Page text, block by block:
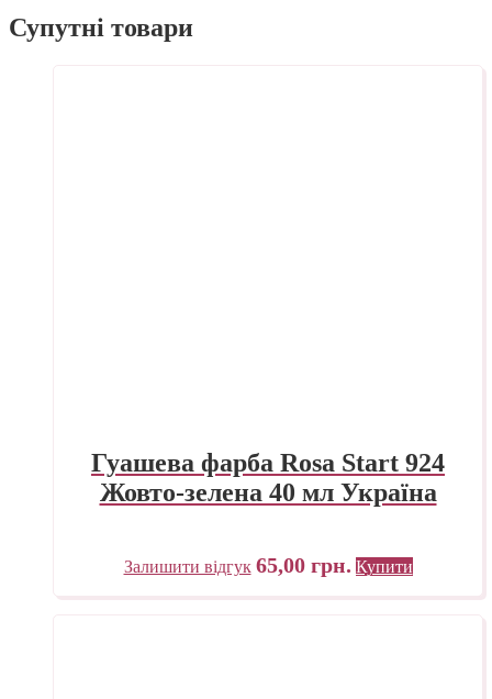
Супутні товари
Гуашева фарба Rosa Start 924
Жовто-зелена 40 мл Україна
Залишити відгук 65,00 грн. Купити